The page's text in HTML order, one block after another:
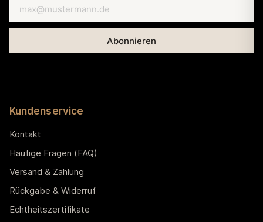
Kundenservice
Kontakt
Häufige Fragen (FAQ)
Versand & Zahlung
Rückgabe & Widerruf
Echtheitszertifikate